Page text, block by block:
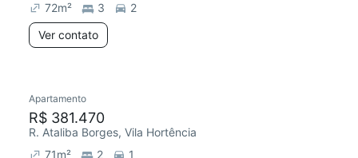
72m² 3
2
Ver contato
Apartamento
R$ 381.470
R. Ataliba Borges, Vila Hortência
71m² 2 1